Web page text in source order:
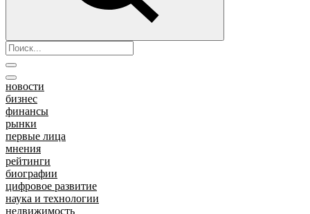
новости
бизнес
финансы
рынки
первые лица
мнения
рейтинги
биографии
цифровое развитие
наука и технологии
недвижимость